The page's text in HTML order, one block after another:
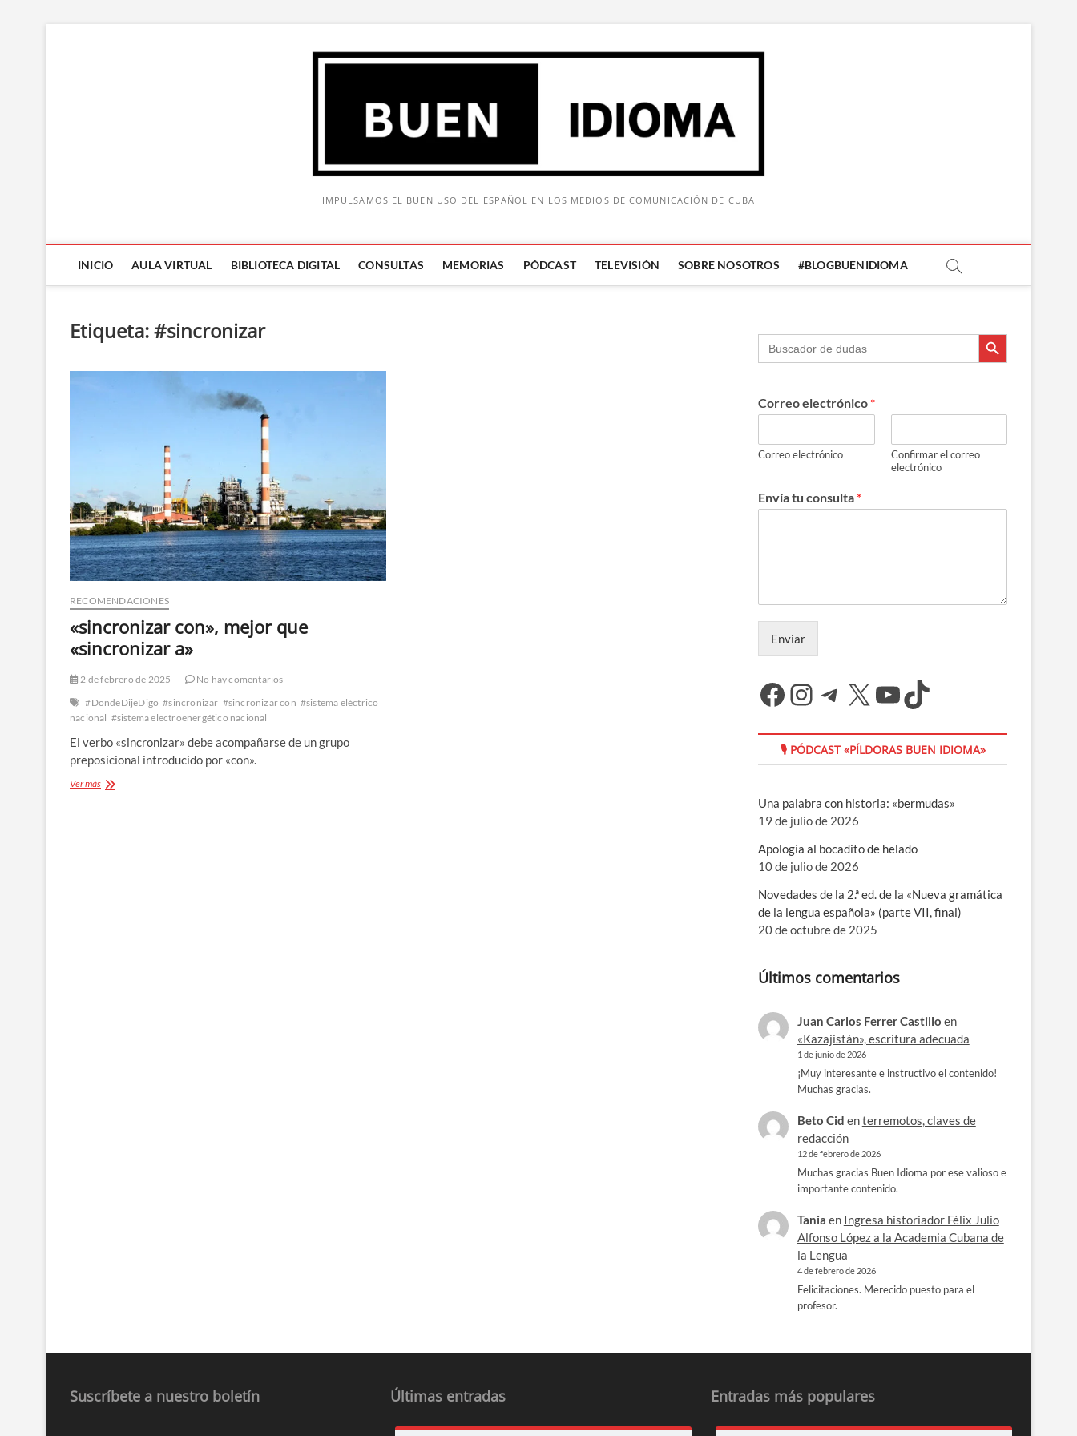
IMPULSAMOS EL BUEN USO DEL ESPAÑOL EN LOS MEDIOS DE COMUNICACIÓN DE CUBA
INICIO AULA VIRTUAL BIBLIOTECA DIGITAL CONSULTAS MEMORIAS PÓDCAST TELEVISIÓN SOBRE NOSOTROS #BLOGBUENIDIOMA
Buscar: Botón de búsqueda
Etiqueta:#sincronizar
RECOMENDACIONES
«sincronizar con», mejor que
«sincronizar a»
2 de febrero de 2025
No hay comentarios
#DondeDijeDigo #sincronizar #sincronizar con #sistema eléctrico
nacional #sistema electroenergético nacional
El verbo «sincronizar» debe acompañarse de un grupo
preposicional introducido por «con».
Ver más«sincronizar
Buscar: Botón de búsqueda
Correo electrónico *
Correo electrónico
Confirmar el correo
electrónico
Envía tu consulta *
Enviar
Facebook
Instagram
Telegram
X YouTube
TikTok
🎙 PÓDCAST «PÍLDORAS BUEN IDIOMA»
Una palabra con historia: «bermudas»
19 de julio de 2026
Apología al bocadito de helado
10 de julio de 2026
Novedades de la 2.ª ed. de la «Nueva gramática
de la lengua española» (parte VII, final)
20 de octubre de 2025
Últimos comentarios
Juan Carlos Ferrer Castillo en
«Kazajistán», escritura adecuada
1 de junio de 2026
¡Muy interesante e instructivo el contenido!
Muchas gracias.
Beto Cid enterremotos, claves de
redacción
12 de febrero de 2026
Muchas gracias Buen Idioma por ese valioso e
importante contenido.
Tania en Ingresa historiador Félix Julio
Alfonso López a la Academia Cubana de
la Lengua
4 de febrero de 2026
Felicitaciones. Merecido puesto para el
profesor.
Suscríbete a nuestro boletín Últimas entradas Entradas más populares